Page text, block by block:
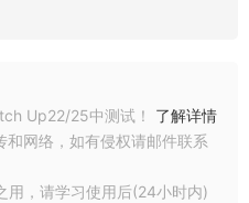
Up22/25中测试！ 了解详情
网络，如有侵权请邮件联系
用，请学习使用后(24小时内)